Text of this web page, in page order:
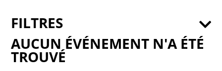
AUCUN ÉVÉNEMENT N'A ÉTÉ
TROUVÉ
FILTRES